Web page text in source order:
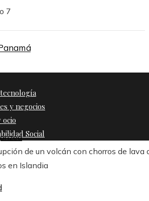
7
y negocios
Social
de un volcán con chorros de lava
en Islandia